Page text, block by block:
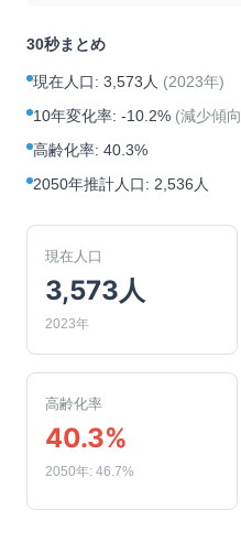
30秒まとめ
現在人口: 3,573人 (2023年)
10年変化率: -10.2% (減少傾向
高齢化率: 40.3%
2050年推計人口: 2,536人
現在人口
3,573人
2023年
高齢化率
40.3%
2050年: 46.7%